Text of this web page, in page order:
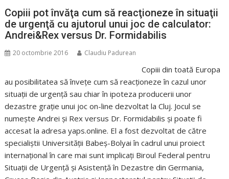
Copiii pot învăţa cum să reacţioneze în situaţii
de urgenţă cu ajutorul unui joc de calculator:
Andrei&Rex versus Dr. Formidabilis
20 octombrie 2016 Claudiu Padurean
Copiii din toată Europa
au posibilitatea să înveţe cum să reacţioneze în cazul unor
situaţii de urgenţă sau chiar în ipoteza producerii unor
dezastre graţie unui joc on-line dezvoltat la Cluj. Jocul se
numeşte Andrei şi Rex versus Dr. Formidabilis şi poate fi
accesat la adresa yaps.online. El a fost dezvoltat de către
specialiştii Universităţii Babeş-Bolyai în cadrul unui proiect
internaţional în care mai sunt implicaţi Biroul Federal pentru
Situaţii de Urgenţă şi Asistenţă în Dezastre din Germania,